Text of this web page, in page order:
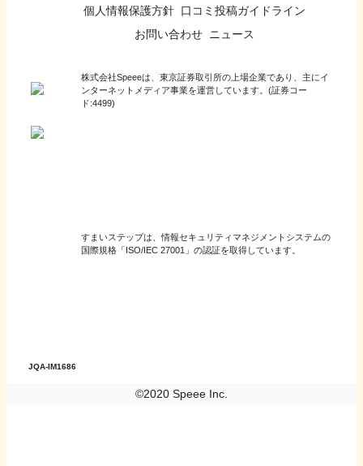
個人情報保護方針 口コミ投稿ガイドライン
お問い合わせ ニュース
株式会社Speeeは、東京証券取引所の上場企業であり、主にイ
ンターネットメディア事業を運営しています。(証券コー
ド:4499)
JQA-IM1686
すまいステップは、情報セキュリティマネジメントシステムの
国際規格「ISO/IEC 27001」の認証を取得しています。
©2020 Speee Inc.